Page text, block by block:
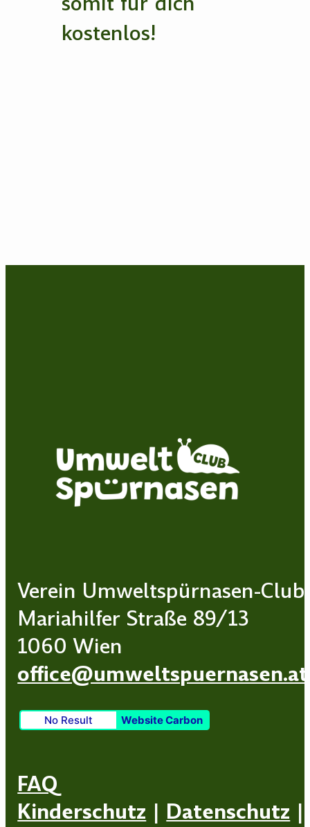
kostenlos!
Verein Umweltspürnasen-Club
Mariahilfer Straße 89/13
1060 Wien
office@umweltspuernasen.at
No Result Website Carbon
FAQ
Kinderschutz | Datenschutz |